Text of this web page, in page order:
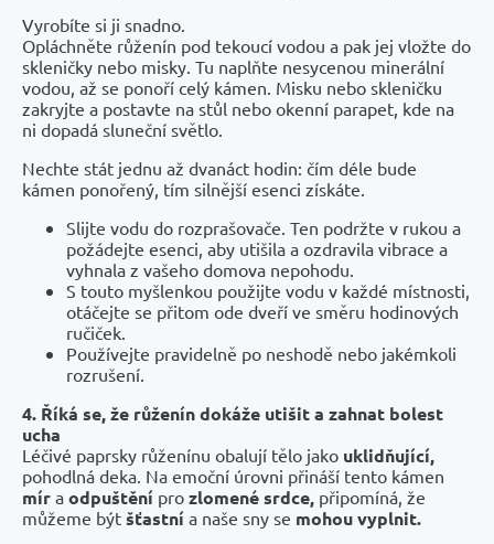
Vyrobíte si ji snadno.
Opláchněte růženín pod tekoucí vodou a pak jej vložte do
skleničky nebo misky. Tu naplňte nesycenou minerální
vodou, až se ponoří celý kámen. Misku nebo skleničku
zakryjte a postavte na stůl nebo okenní parapet, kde na
ni dopadá sluneční světlo.
Nechte stát jednu až dvanáct hodin: čím déle bude
kámen ponořený, tím silnější esenci získáte.
Slijte vodu do rozprašovače. Ten podržte v rukou a
požádejte esenci, aby utišila a ozdravila vibrace a
vyhnala z vašeho domova nepohodu.
S touto myšlenkou použijte vodu v každé místnosti,
otáčejte se přitom ode dveří ve směru hodinových
ručiček.
Používejte pravidelně po neshodě nebo jakémkoli
rozrušení.
4. Říká se, že růženín dokáže utišit a zahnat bolest
ucha
Léčivé paprsky růženínu obalují tělo jako uklidňující,
pohodlná deka. Na emoční úrovni přináší tento kámen
mír a odpuštění pro zlomené srdce, připomíná, že
můžeme být šťastní a naše sny se mohou vyplnit.